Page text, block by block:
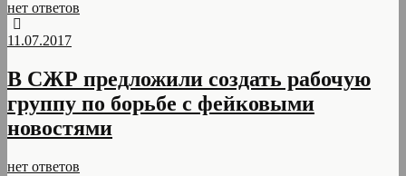
нет ответов
11.07.2017
В СЖР предложили создать рабочую
группу по борьбе с фейковыми
новостями
нет ответов